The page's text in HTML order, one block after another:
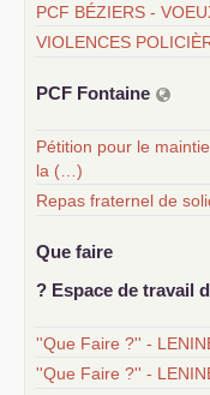
PCF BÉZIERS -
VIOLENCES
PCF Fontaine
Pétition pour le
la (…)
Repas fraternel de
Que faire
? Espace de travail
''Que Faire ?'' -
''Que Faire ?'' -